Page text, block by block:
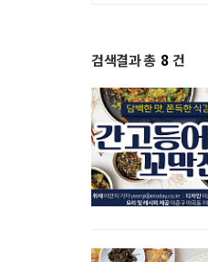
검색결과 총 8 건